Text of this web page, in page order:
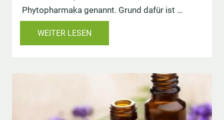
Phytopharmaka genannt. Grund dafür ist …
WEITER LESEN